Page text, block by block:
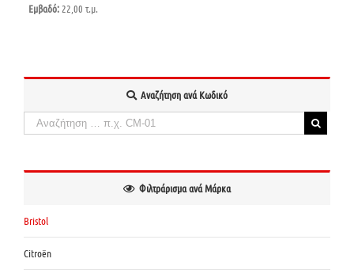
Εμβαδό: 22,00 τ.μ.
Αναζήτηση ανά Κωδικό
Αναζήτηση
για:
Φιλτράρισμα ανά Μάρκα
Bristol
Citroën